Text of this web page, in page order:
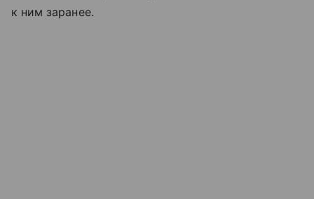
к ним заранее.